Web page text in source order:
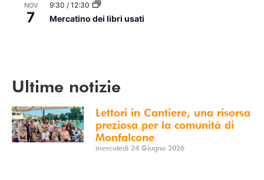
NOV
7
9:30 / 12:30
Mercatino dei libri usati
Ultime notizie
Lettori in Cantiere, una risorsa
preziosa per la comunità di
Monfalcone
mercoledì 24 Giugno 2026